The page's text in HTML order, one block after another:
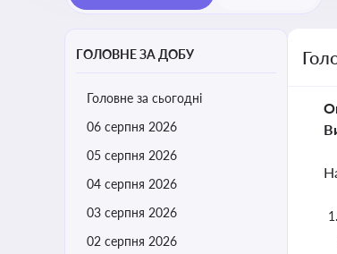
ГОЛОВНЕ ЗА ДОБУ
Головне за сьогодні
06 серпня 2026
05 серпня 2026
04 серпня 2026
03 серпня 2026
02 серпня 2026